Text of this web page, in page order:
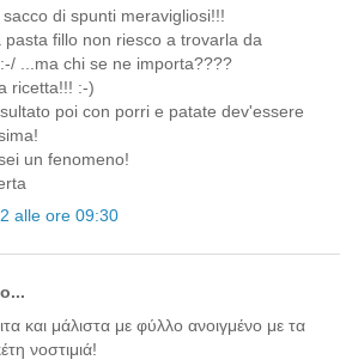
di spunti meravigliosi!!!
pasta fillo non riesco a trovarla da
...ma chi se ne importa????
ricetta!!! :-)
poi con porri e patate dev'essere
un fenomeno!
alle ore 09:30
και μάλιστα με φύλλο ανοιγμένο με τα
νοστιμιά!